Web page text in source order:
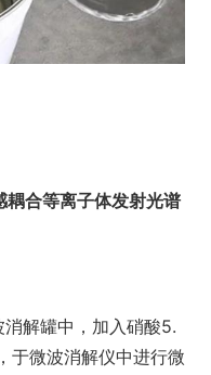
耦合等离子体发射光谱
解罐中，加入硝酸5.
于微波消解仪中进行微